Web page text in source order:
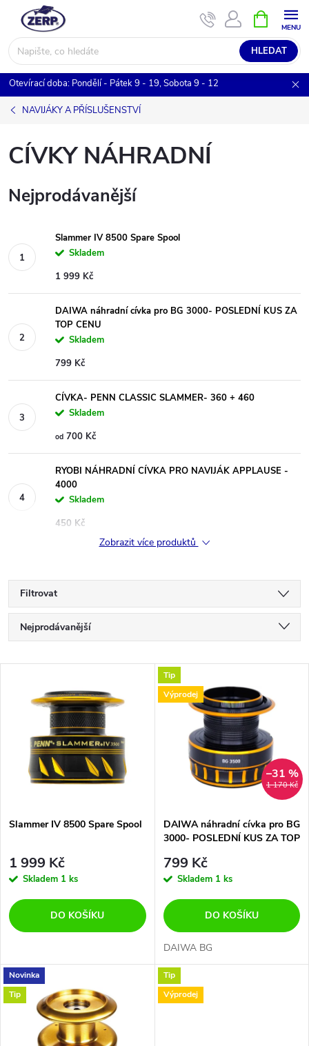
obsah
HLEDAT
NÁKUPNÍ
KOŠÍK
Otevírací doba: Pondělí - Pátek 9 - 19, Sobota 9 - 12
NAVIJÁKY A PŘÍSLUŠENSTVÍ
CÍVKY NÁHRADNÍ
Nejprodávanější
Slammer IV 8500 Spare Spool
Skladem
1 999 Kč
DAIWA náhradní cívka pro BG 3000- POSLEDNÍ KUS ZA
TOP CENU
Skladem
799 Kč
CÍVKA- PENN CLASSIC SLAMMER- 360 + 460
Skladem
od 700 Kč
RYOBI NÁHRADNÍ CÍVKA PRO NAVIJÁK APPLAUSE -
4000
Skladem
450 Kč
Zobrazit více produktů
Filtrovat
Ř
a
p
r
o
d
u
k
Nejprodávanější
Abecedně
s
p
r
o
d
u
Slammer IV 8500 Spare Spool
1 999 Kč
Skladem 1 ks
DO KOŠÍKU
Tip
Výprodej
1 170 Kč
–31 %
DAIWA náhradní cívka pro BG
3000- POSLEDNÍ KUS ZA TOP
799 Kč
Skladem 1 ks
DO KOŠÍKU
DAIWA BG
Novinka
Tip
Tip
Výprodej